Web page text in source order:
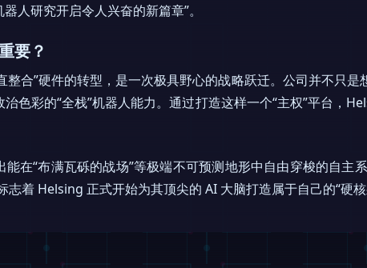
人研究开启令人兴奋的新篇章”。
要？
合”硬件的转型，是一次极具野心的战略跃迁。公司并不只是
色彩的“全栈”机器人能力。通过打造这样一个“主权”平台，
在“布满瓦砾的战场”等极端不可预测地形中自由穿梭的自主
志着 Helsing 正式开始为其顶尖的 AI 大脑打造属于自己的“硬核